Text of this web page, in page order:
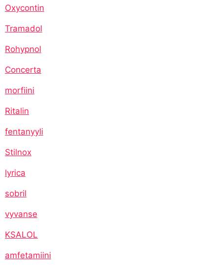
Oxycontin
Tramadol
Rohypnol
Concerta
morfiini
Ritalin
fentanyyli
Stilnox
lyrica
sobril
vyvanse
KSALOL
amfetamiini